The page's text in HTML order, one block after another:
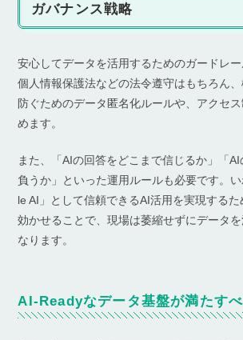
ガバナンス戦略
安心してデータを活用するためのガードレー
個人情報保護法などの法令遵守はもちろん
防ぐためのデータ匿名化ルールや、アクセ
めます。
また、「AIの回答をどこまで信じるか」「
負うか」といった運用ルールも必要です。
le AI」として信頼できるAI活用を実現する
効かせることで、現場は萎縮せずにデータ
なります。
AI-Readyなデータ基盤が満たす